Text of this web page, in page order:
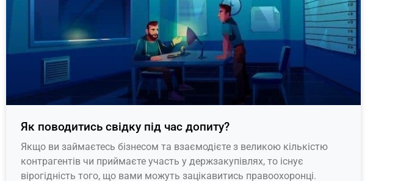
Як поводитись свідку під час допиту?
Якщо ви займаєтесь бізнесом та взаємодієте з великою кількістю
контрагентів чи приймаєте участь у держзакупівлях, то існує
вірогідність того, що вами можуть зацікавитись правоохоронці.